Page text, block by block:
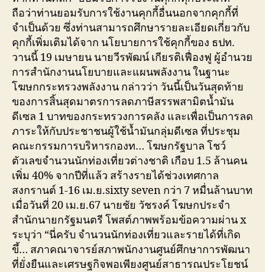
ถือว่าท่านยอมรับการใช้งานคุกกี้อื่นนอกจากคุกกี้ที่
จำเป็นด้วย ซึ่งท่านสามารถศึกษารายละเอียดเกี่ยวกับ
คุกกี้เพิ่มเติมได้จาก นโยบายการใช้คุกกี้ของ ธปท.
วานนี้ 19 เมษายน นายวีรพัฒน์ เกียรติเฟื่องฟู ผู้อำนวย
การสำนักงานนโยบายและแผนพลังงาน ในฐานะ
โฆษกกระทรวงพลังงาน กล่าวว่า วันนี้เป็นวันสุดท้าย
ของการสิ้นสุดมาตรการลดภาษีสรรพสามิตน้ำมัน
ดีเซล 1 บาทของกระทรวงการคลัง และเพื่อเป็นการลด
ภาระให้กับประชาชนผู้ใช้น้ำมันกลุ่มดีเซล ที่ประชุม
คณะกรรมการบริหารกองท… โฆษกรัฐบาล โชว์
ตัวเลขจำนวนนักท่องเที่ยวต่างชาติ เกือบ 1.5 ล้านคน
เพิ่ม 40% จากปีที่แล้ว สร้างรายได้ช่วงเทศกาล
สงกรานต์ 1-16 เม.ย.sixty seven กว่า 7 หมื่นล้านบาท
เมื่อวันที่ 20 เม.ย.67 นายชัย วัชรงค์ โฆษกประจำ
สำนักนายกรัฐมนตรี โพสต์ภาพพร้อมข้อความผ่าน x
ระบุว่า “นี่ครับ จำนวนนักท่องเที่ยวและรายได้ที่เกิด
ขึ้… สภาคณาจารย์สภาพนักงานศูนย์ศึกษาการพัฒนา
ที่ยั่งยืนและเศรษฐกิจพอเพียงศูนย์สาธารณประโยชน์